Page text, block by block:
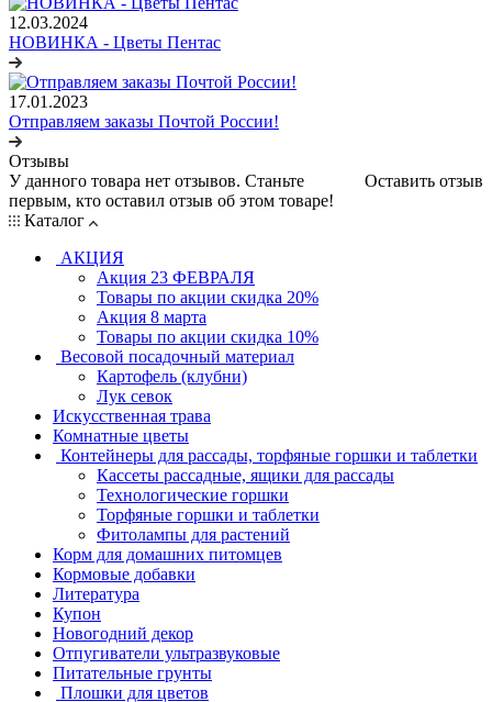
12.03.2024
НОВИНКА - Цветы Пентас
17.01.2023
Отправляем заказы Почтой России!
Отзывы
Оставить отзыв
У данного товара нет отзывов. Станьте
первым, кто оставил отзыв об этом товаре!
Каталог
АКЦИЯ
Акция 23 ФЕВРАЛЯ
Товары по акции скидка 20%
Акция 8 марта
Товары по акции скидка 10%
Весовой посадочный материал
Картофель (клубни)
Лук севок
Искусственная трава
Комнатные цветы
Контейнеры для рассады, торфяные горшки и таблетки
Кассеты рассадные, ящики для рассады
Технологические горшки
Торфяные горшки и таблетки
Фитолампы для растений
Корм для домашних питомцев
Кормовые добавки
Литература
Купон
Новогодний декор
Отпугиватели ультразвуковые
Питательные грунты
Плошки для цветов